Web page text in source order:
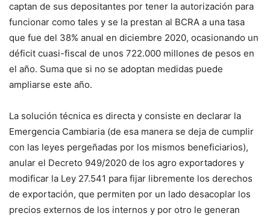
captan de sus depositantes por tener la autorización para
funcionar como tales y se la prestan al BCRA a una tasa
que fue del 38% anual en diciembre 2020, ocasionando un
déficit cuasi-fiscal de unos 722.000 millones de pesos en
el año. Suma que si no se adoptan medidas puede
ampliarse este año.
La solución técnica es directa y consiste en declarar la
Emergencia Cambiaria (de esa manera se deja de cumplir
con las leyes pergeñadas por los mismos beneficiarios),
anular el Decreto 949/2020 de los agro exportadores y
modificar la Ley 27.541 para fijar libremente los derechos
de exportación, que permiten por un lado desacoplar los
precios externos de los internos y por otro le generan